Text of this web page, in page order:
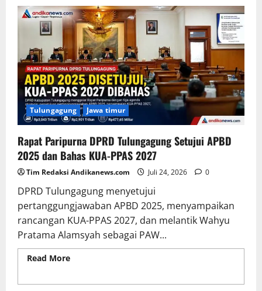
Tulungagung Jawa timur
Rapat Paripurna DPRD Tulungagung Setujui APBD
2025 dan Bahas KUA-PPAS 2027
Tim Redaksi Andikanews.com Juli 24, 2026 0
DPRD Tulungagung menyetujui
pertanggungjawaban APBD 2025, menyampaikan
rancangan KUA-PPAS 2027, dan melantik Wahyu
Pratama Alamsyah sebagai PAW...
Read More